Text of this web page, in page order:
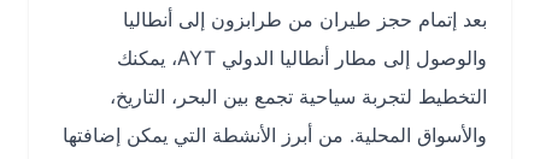
بعد إتمام حجز طيران من طرابزون إلى أنطاليا
والوصول إلى مطار أنطاليا الدولي AYT، يمكنك
التخطيط لتجربة سياحية تجمع بين البحر، التاريخ،
والأسواق المحلية. من أبرز الأنشطة التي يمكن إضافتها